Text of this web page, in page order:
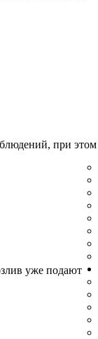
при этом
уже подают